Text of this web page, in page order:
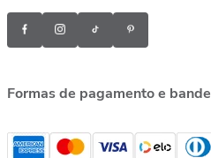
Formas de pagamento e